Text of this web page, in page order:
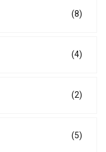
(8)
(4)
(2)
(5)